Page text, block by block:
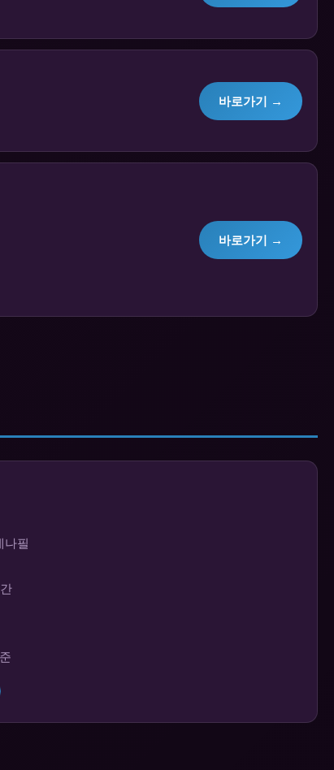
바로가기 →
바로가기 →
나필